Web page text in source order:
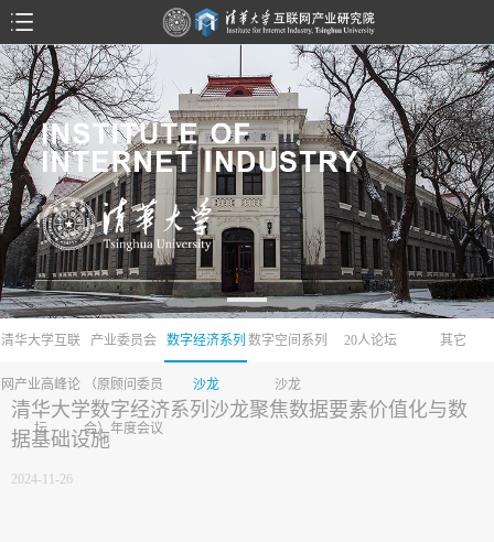
清华大学互联
网产业高峰论
坛
产业委员会
（原顾问委员
会）年度会议
数字经济系列
沙龙
数字空间系列
沙龙
20人论坛 其它
清华大学数字经济系列沙龙聚焦数据要素价值化与数
据基础设施
2024-11-26